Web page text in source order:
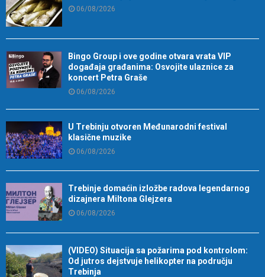
06/08/2026
Bingo Group i ove godine otvara vrata VIP
događaja građanima: Osvojite ulaznice za
koncert Petra Graše
06/08/2026
U Trebinju otvoren Međunarodni festival
klasične muzike
06/08/2026
Trebinje domaćin izložbe radova legendarnog
dizajnera Miltona Glejzera
06/08/2026
(VIDEO) Situacija sa požarima pod kontrolom:
Od jutros dejstvuje helikopter na području
Trebinja